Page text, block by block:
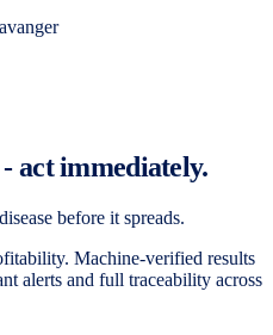
act immediately.
before it spreads.
Machine-verified results
alerts and full traceability across